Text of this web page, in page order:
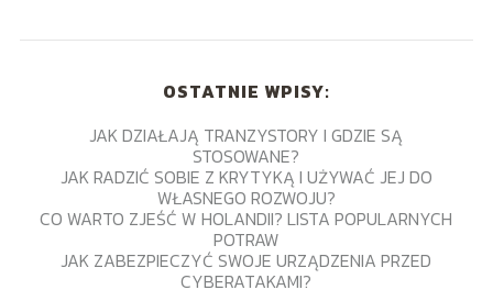
OSTATNIE WPISY:
JAK DZIAŁAJĄ TRANZYSTORY I GDZIE SĄ
STOSOWANE?
JAK RADZIĆ SOBIE Z KRYTYKĄ I UŻYWAĆ JEJ DO
WŁASNEGO ROZWOJU?
CO WARTO ZJEŚĆ W HOLANDII? LISTA POPULARNYCH
POTRAW
JAK ZABEZPIECZYĆ SWOJE URZĄDZENIA PRZED
CYBERATAKAMI?